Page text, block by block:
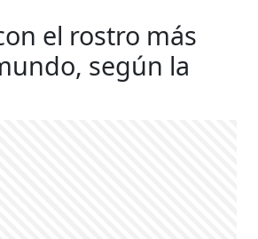
el rostro más
según la